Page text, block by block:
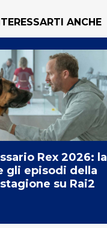
ANCHE
Rex 2026: la
gli episodi della
su Rai2